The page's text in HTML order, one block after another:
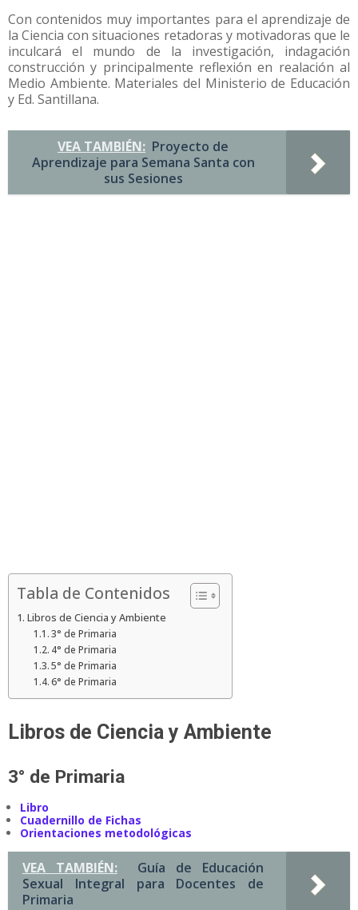
Con contenidos muy importantes para el aprendizaje de
la Ciencia con situaciones retadoras y motivadoras que le
inculcará el mundo de la investigación, indagación
construcción y principalmente reflexión en realación al
Medio Ambiente. Materiales del Ministerio de Educación
y Ed. Santillana.
VEA TAMBIÉN: Proyecto de
Aprendizaje para Semana Santa con
sus Sesiones
Tabla de Contenidos
Libros de Ciencia y Ambiente
3° de Primaria
4° de Primaria
5° de Primaria
6° de Primaria
Libros de Ciencia y Ambiente
3° de Primaria
Libro
Cuadernillo de Fichas
Orientaciones metodológicas
VEA TAMBIÉN:
Guía de Educación
Sexual Integral para Docentes de
Primaria